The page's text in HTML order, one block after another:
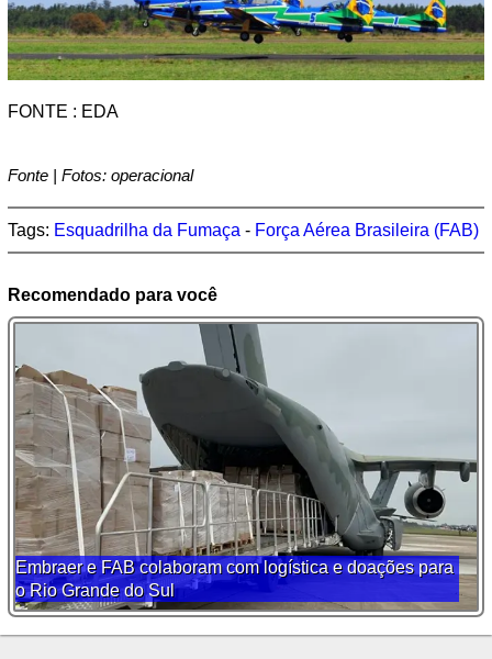
FONTE : EDA
Fonte | Fotos: operacional
Tags: Esquadrilha da Fumaça - Força Aérea Brasileira (FAB)
Recomendado para você
Embraer e FAB colaboram com logística e doações para
o Rio Grande do Sul